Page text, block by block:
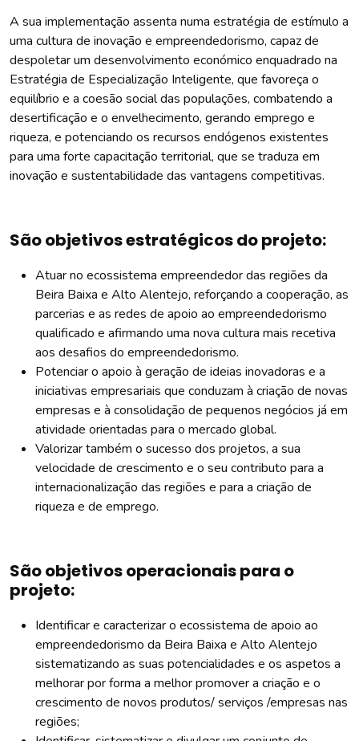
A sua implementação assenta numa estratégia de estímulo a
uma cultura de inovação e empreendedorismo, capaz de
despoletar um desenvolvimento económico enquadrado na
Estratégia de Especialização Inteligente, que favoreça o
equilíbrio e a coesão social das populações, combatendo a
desertificação e o envelhecimento, gerando emprego e
riqueza, e potenciando os recursos endógenos existentes
para uma forte capacitação territorial, que se traduza em
inovação e sustentabilidade das vantagens competitivas.
São objetivos estratégicos do projeto:
Atuar no ecossistema empreendedor das regiões da
Beira Baixa e Alto Alentejo, reforçando a cooperação, as
parcerias e as redes de apoio ao empreendedorismo
qualificado e afirmando uma nova cultura mais recetiva
aos desafios do empreendedorismo.
Potenciar o apoio à geração de ideias inovadoras e a
iniciativas empresariais que conduzam à criação de novas
empresas e à consolidação de pequenos negócios já em
atividade orientadas para o mercado global.
Valorizar também o sucesso dos projetos, a sua
velocidade de crescimento e o seu contributo para a
internacionalização das regiões e para a criação de
riqueza e de emprego.
São objetivos operacionais para o
projeto:
Identificar e caracterizar o ecossistema de apoio ao
empreendedorismo da Beira Baixa e Alto Alentejo
sistematizando as suas potencialidades e os aspetos a
melhorar por forma a melhor promover a criação e o
crescimento de novos produtos/ serviços /empresas nas
regiões;